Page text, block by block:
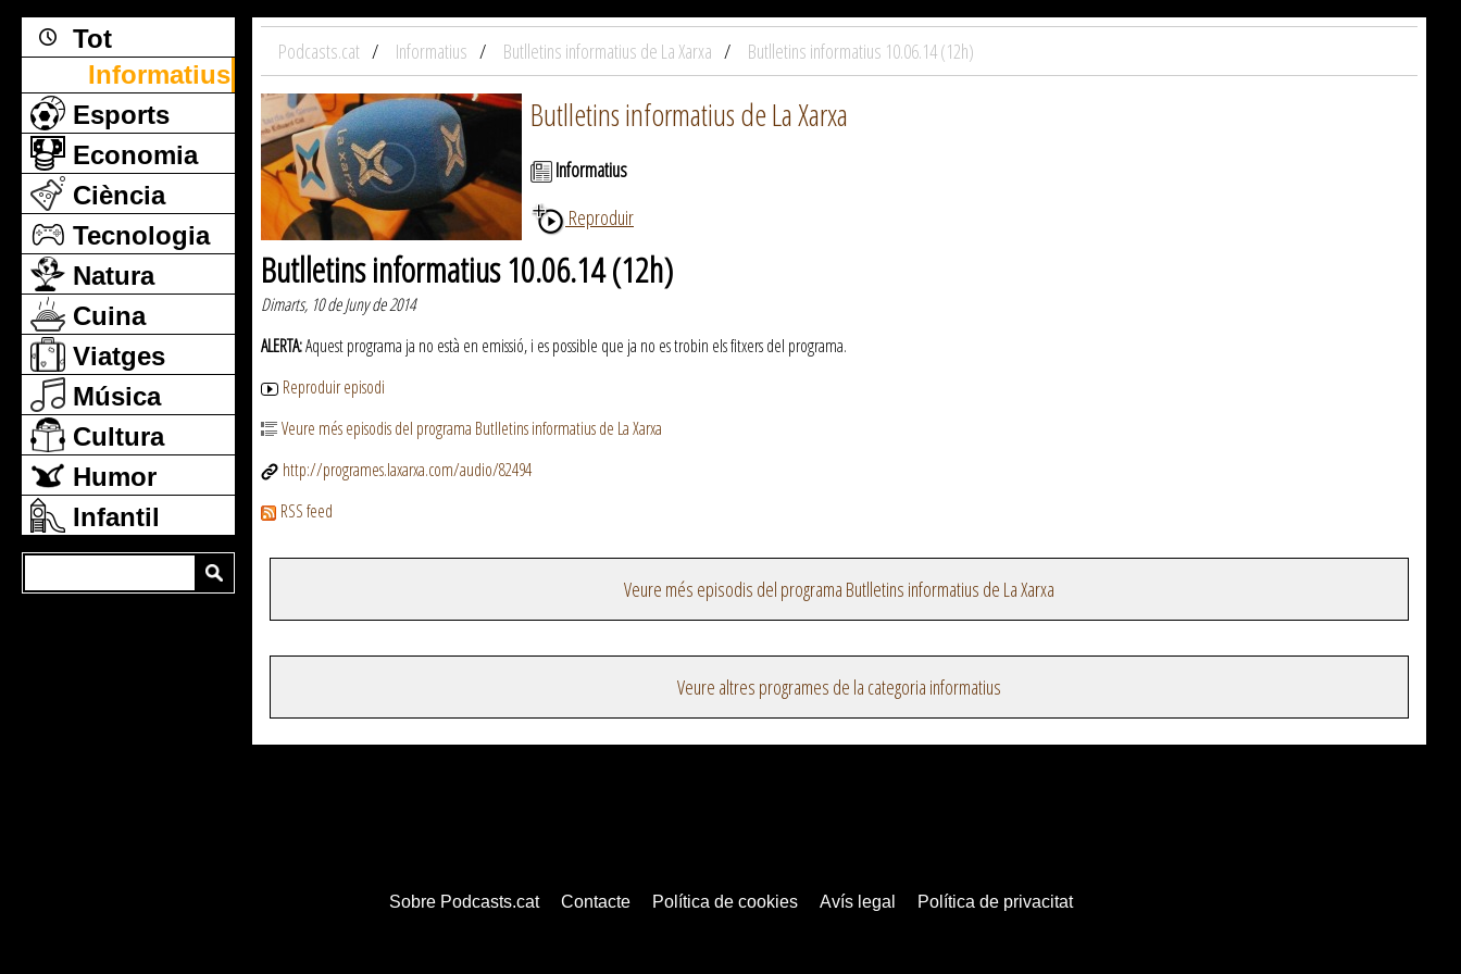
Tot
Informatius
Esports
Economia
Ciència
Tecnologia
Natura
Cuina
Viatges
Música
Cultura
Humor
Infantil
Podcasts.cat Informatius Butlletins informatius de La Xarxa Butlletins informatius 10.06.14 (12h)
Butlletins informatius de La Xarxa
Informatius
Reproduir
Butlletins informatius 10.06.14 (12h)
Dimarts, 10 de Juny de 2014
ALERTA:Aquest programa ja no està en emissió, i es possible que ja no es trobin els fitxers del programa.
Reproduir episodi
Veure més episodis del programa Butlletins informatius de La Xarxa
http://programes.laxarxa.com/audio/82494
RSS feed
Veure més episodis del programa Butlletins informatius de La Xarxa
Veure altres programes de la categoria informatius
Sobre Podcasts.cat Contacte Política de cookies Avís legal Política de privacitat